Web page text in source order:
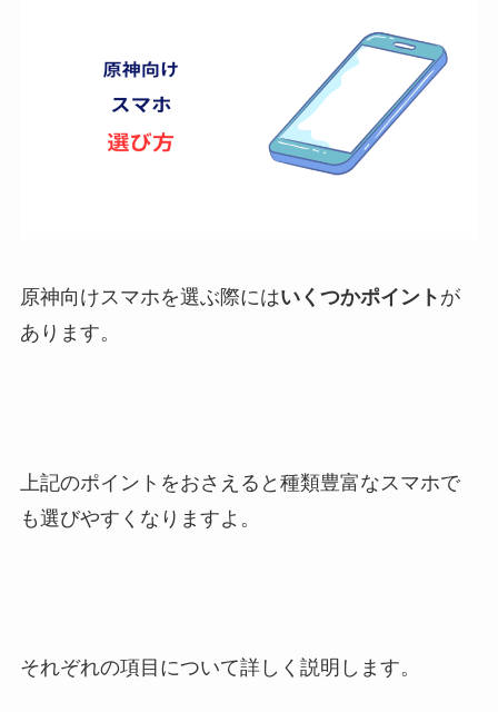
原神向けスマホを選ぶ際にはいくつかポイント が
あります。
上記のポイントをおさえると種類豊富なスマホで
も選びやすくなりますよ。
それぞれの項目について詳しく説明します。